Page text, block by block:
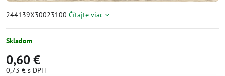
244139X30023100 Čítajte viac
Skladom
0,60 €
0,73 € s DPH